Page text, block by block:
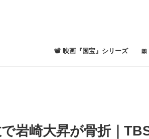
📽 映画『国宝』シリーズ
岩崎大昇が骨折｜